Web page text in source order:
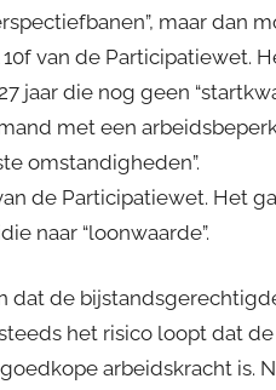
maar dan
van de Participatiewet.
jaar die nog geen
met een
omstandigheden”.
de Participatiewet. Het
naar “loonwaarde”.
dat de
het risico loopt dat
arbeidskracht is.